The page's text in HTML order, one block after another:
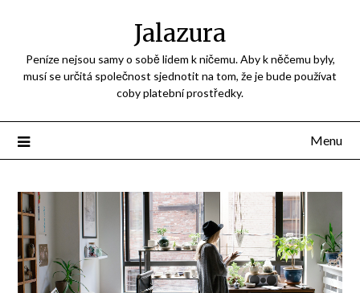
Jalazura
Peníze nejsou samy o sobě lidem k ničemu. Aby k něčemu byly,
musí se určitá společnost sjednotit na tom, že je bude používat
coby platební prostředky.
Menu